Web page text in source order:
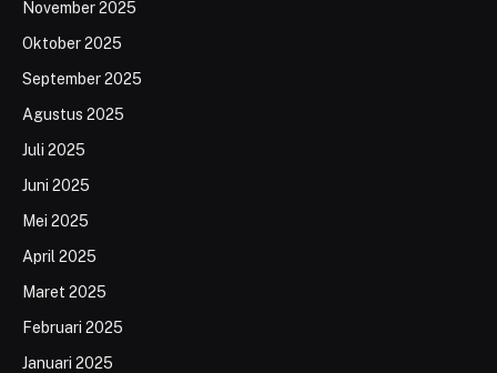
November 2025
Oktober 2025
September 2025
Agustus 2025
Juli 2025
Juni 2025
Mei 2025
April 2025
Maret 2025
Februari 2025
Januari 2025